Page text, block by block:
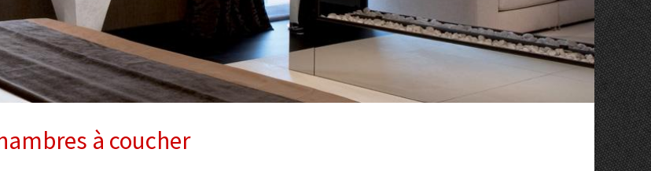
à coucher